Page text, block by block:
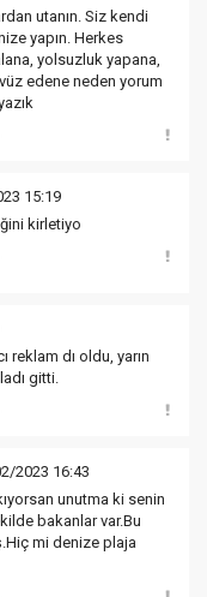
utanın. Siz kendi
yapın. Herkes
yolsuzluk yapana,
edene neden yorum
15:19
kirletiyo
reklam dı oldu, yarın
gitti.
2023 16:43
unutma ki senin
bakanlar var.Bu
mi denize plaja